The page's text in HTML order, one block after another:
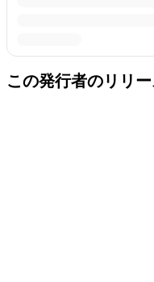
この発行者のリリ